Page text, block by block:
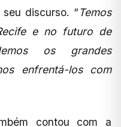
discurso. “Temos
e no futuro de
os grandes
enfrentá-los com
contou com a